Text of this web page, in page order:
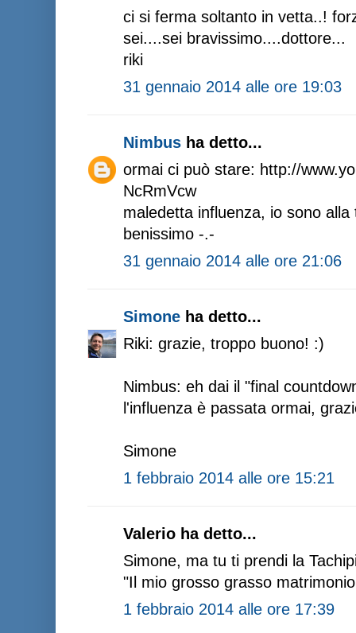
ci si ferma soltanto in vetta..!
sei....sei bravissimo....dottore...
riki
31 gennaio 2014 alle ore 19:03
Nimbus ha detto...
ormai ci può stare: http://
NcRmVcw
maledetta influenza, io sono
benissimo -.-
31 gennaio 2014 alle ore 21:06
Simone ha detto...
Riki: grazie, troppo buono! :)
Nimbus: eh dai il "final
l'influenza è passata ormai,
Simone
1 febbraio 2014 alle ore 15:21
Valerio ha detto...
Simone, ma tu ti prendi la
"Il mio grosso grasso
1 febbraio 2014 alle ore 17:39